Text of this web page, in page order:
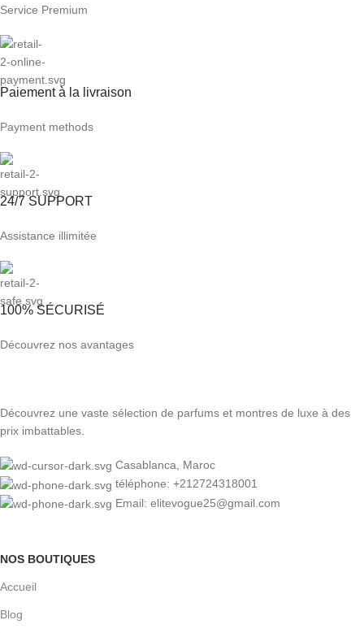
Service Premium
Paiement à la livraison
Payment methods
24/7 SUPPORT
Assistance illimitée
100% SÉCURISÉ
Découvrez nos avantages
Découvrez une vaste sélection de parfums et montres de luxe à des
prix imbattables.
Casablanca, Maroc
téléphone: +212724318001
Email: elitevogue25@gmail.com
NOS BOUTIQUES
Accueil
Blog